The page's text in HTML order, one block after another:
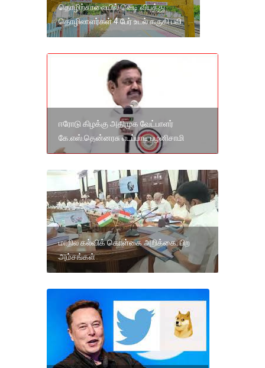
தொழிற்சாலையில் வெடி விபத்து
தொழிலாளர்கள் 4 பேர் உடல் கருகி பலி.
ஈரோடு கிழக்கு அதிமுக வேட்பாளர்
கே.எஸ்.தென்னரசு எடப்பாடி பழனிசாமி
மாநில கல்விக் கொள்கை அறிக்கை: பிற
அம்சங்கள்